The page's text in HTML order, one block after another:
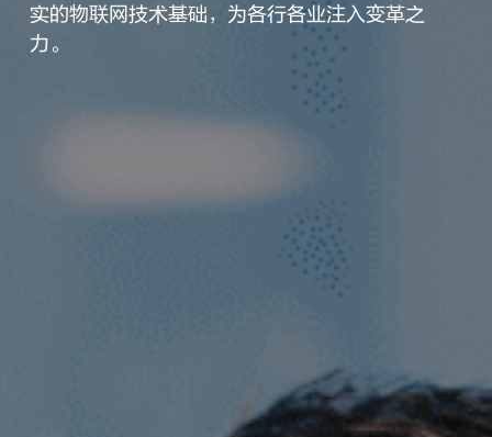
实的物联网技术基础，为各行各业注入变革之
力。